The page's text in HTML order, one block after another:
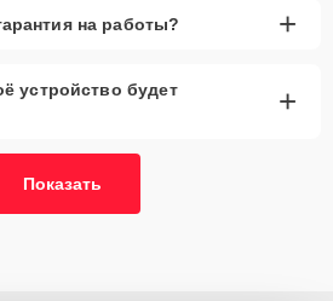
на работы? +
устройство будет
+
Показать